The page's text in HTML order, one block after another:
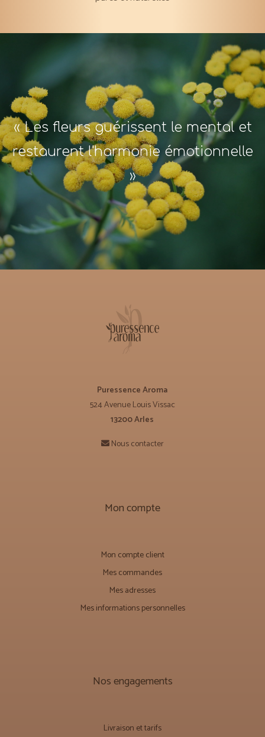
« Les fleurs guérissent le mental et
restaurent l'harmonie émotionnelle
»
Puressence Aroma
524 Avenue Louis Vissac
13200 Arles
Nous contacter
Mon compte
Mon compte client
Mes commandes
Mes adresses
Mes informations personnelles
Nos engagements
Livraison et tarifs